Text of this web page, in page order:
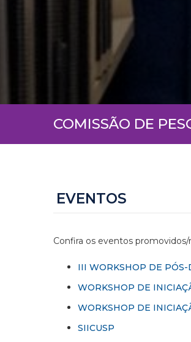
COMISSÃO DE
EVENTOS
Confira os eventos promovidos/
III WORKSHOP DE
WORKSHOP DE
WORKSHOP DE
SIICUSP